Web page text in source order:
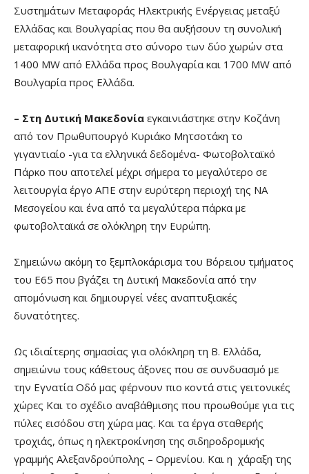
Συστημάτων Μεταφοράς Ηλεκτρικής Ενέργειας μεταξύ
Ελλάδας και Βουλγαρίας που θα αυξήσουν τη συνολική
μεταφορική ικανότητα στο σύνορο των δύο χωρών στα
1400 ΜW από Ελλάδα προς Βουλγαρία και 1700 MW από
Βουλγαρία προς Ελλάδα.
– Στη Δυτική Μακεδονία εγκαινιάστηκε στην Κοζάνη
από τον Πρωθυπουργό Κυριάκο Μητσοτάκη το
γιγαντιαίο -για τα ελληνικά δεδομένα- Φωτοβολταϊκό
Πάρκο που αποτελεί μέχρι σήμερα το μεγαλύτερο σε
λειτουργία έργο ΑΠΕ στην ευρύτερη περιοχή της ΝΑ
Μεσογείου και ένα από τα μεγαλύτερα πάρκα με
φωτοβολταϊκά σε ολόκληρη την Ευρώπη.
Σημειώνω ακόμη το ξεμπλοκάρισμα του Βόρειου τμήματος
του Ε65 που βγάζει τη Δυτική Μακεδονία από την
απομόνωση και δημιουργεί νέες αναπτυξιακές
δυνατότητες.
Ως ιδιαίτερης σημασίας για ολόκληρη τη Β. Ελλάδα,
σημειώνω τους κάθετους άξονες που σε συνδυασμό με
την Εγνατία Οδό μας φέρνουν πιο κοντά στις γειτονικές
χώρες Και το σχέδιο αναβάθμισης που προωθούμε για τις
πύλες εισόδου στη χώρα μας. Και τα έργα σταθερής
τροχιάς, όπως η ηλεκτροκίνηση της σιδηροδρομικής
γραμμής Αλεξανδρούπολης – Ορμενίου. Και η χάραξη της